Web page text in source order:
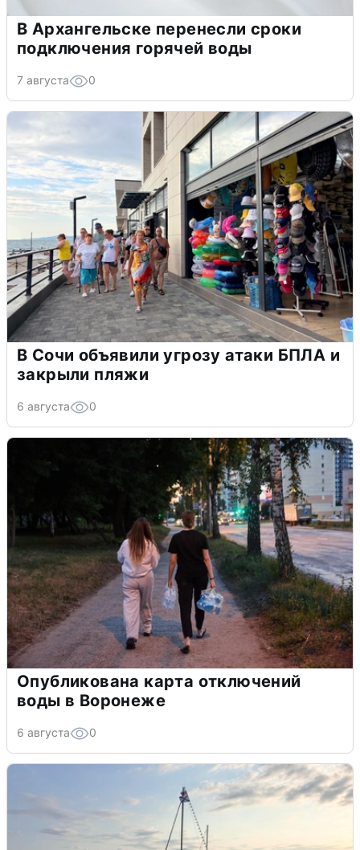
В Архангельске перенесли сроки
подключения горячей воды
7 августа 0
В Сочи объявили угрозу атаки БПЛА и
закрыли пляжи
6 августа 0
Опубликована карта отключений
воды в Воронеже
6 августа 0